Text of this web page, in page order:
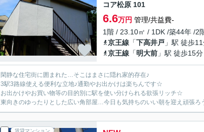
コア松原 101
6.6万円 管理/共益費-
1階 / 23.10㎡ / 1DK /築44年 /2
京王線 「下高井戸 」駅 徒歩
京王線 「明大前 」駅 徒歩15分
閑静な住宅街に囲まれた…そこはまさに隠れ家的存在♪
3駅3路線使える便利な立地♪通勤やお出かけは楽ちんです☆
お出かけやお買い物等の目的別に駅を使い分けられる欲張リッチ☆
東向きのゆったりとした広い角部屋…今日も気持ちのいい朝を迎え頑張ろ
賃貸マンション